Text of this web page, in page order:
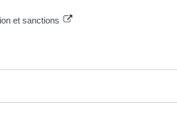
et sanctions